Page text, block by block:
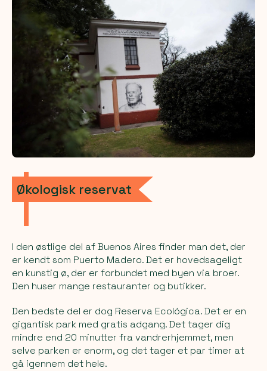
Økologisk reservat
I den østlige del af Buenos Aires finder man det, der
er kendt som Puerto Madero. Det er hovedsageligt
en kunstig ø, der er forbundet med byen via broer.
Den huser mange restauranter og butikker.
Den bedste del er dog Reserva Ecológica. Det er en
gigantisk park med gratis adgang. Det tager dig
mindre end 20 minutter fra vandrerhjemmet, men
selve parken er enorm, og det tager et par timer at
gå igennem det hele.